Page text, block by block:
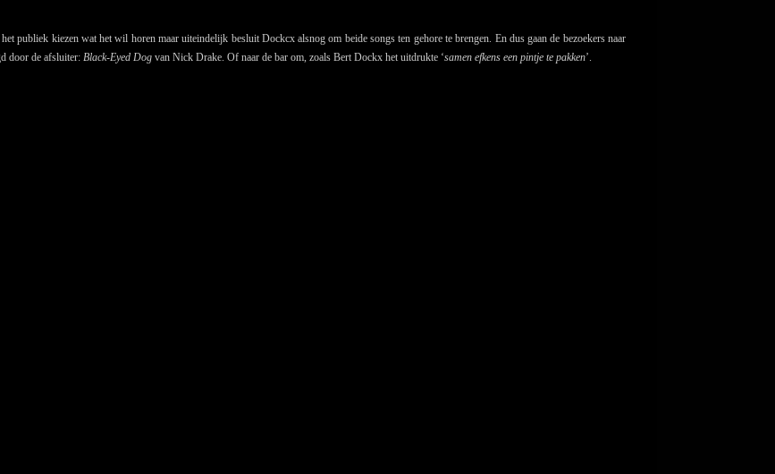
publiek kiezen wat het wil horen maar uiteindelijk besluit Dockcx alsnog om beide songs ten gehore te brengen. En dus gaan de bezoekers naar
door de afsluiter: Black-Eyed Dog van Nick Drake. Of naar de bar om, zoals Bert Dockx het uitdrukte ‘samen efkens een pintje te pakken’.